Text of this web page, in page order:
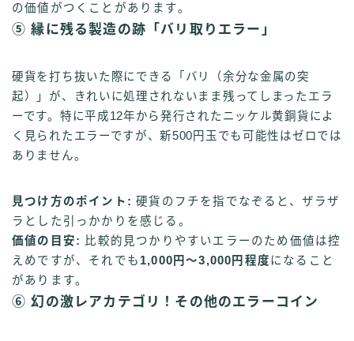
の価値がつくことがあります。
⑤ 縁に残る製造の跡「バリ取りエラー」
硬貨を打ち抜いた際にできる「バリ（余分な金属の突
起）」が、きれいに処理されないまま残ってしまったエラ
ーです。特に平成12年から発行されたニッケル黄銅貨によ
く見られたエラーですが、新500円玉でも可能性はゼロでは
ありません。
見つけ方のポイント: 硬貨のフチを指でなぞると、ザラザ
ラとした引っかかりを感じる。
価値の目安:
比較的見つかりやすいエラーのため価値は控
えめですが、それでも 1,000円〜3,000円程度になること
があります。
⑥ 幻の激レアカテゴリ！その他のエラーコイン